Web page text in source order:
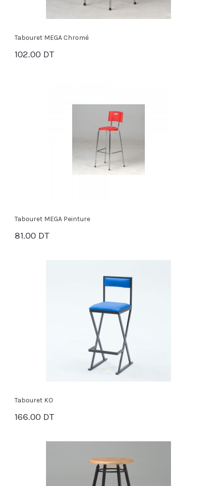
Tabouret MEGA Chromé
102.00 DT
PANIER
Tabouret MEGA Peinture
81.00 DT
PANIER
Tabouret KO
166.00 DT
PANIER